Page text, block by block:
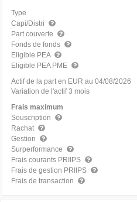
Type
Capi/Distri
Part couverte
Fonds de fonds
Eligible PEA
Eligible PEA PME
Actif de la part en EUR au 04/08/2026
Variation de l'actif 3 mois
Frais maximum
Souscription
Rachat
Gestion
Surperformance
Frais courants PRIIPS
Frais de gestion PRIIPS
Frais de transaction